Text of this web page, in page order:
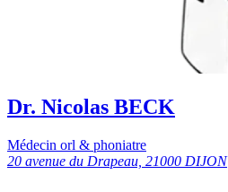
Dr. Nicolas BECK
Médecin orl & phoniatre
20 avenue du Drapeau, 21000 DIJON